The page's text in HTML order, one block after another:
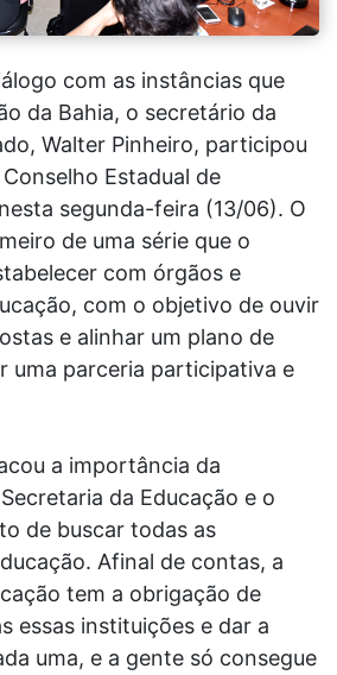
com as instâncias que
da Bahia, o secretário da
Walter Pinheiro, participou
Estadual de
segunda-feira (13/06). O
de uma série que o
com órgãos e
com o objetivo de ouvir
e alinhar um plano de
uma parceria participativa e
a importância da
da Educação e o
de buscar todas as
Afinal de contas, a
tem a obrigação de
essas instituições e dar a
uma, e a gente só consegue